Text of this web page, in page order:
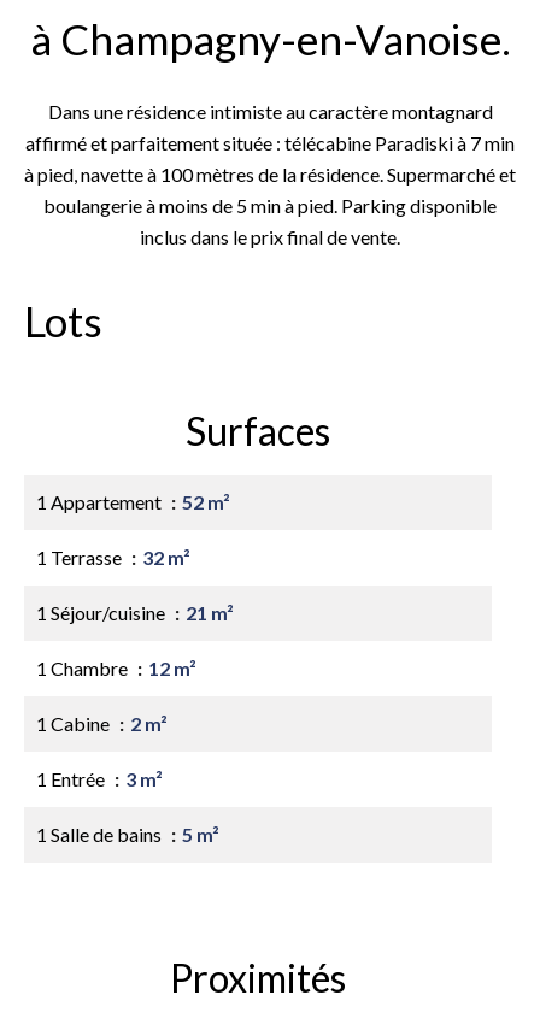
à Champagny-en-Vanoise.
Dans une résidence intimiste au caractère montagnard
affirmé et parfaitement située : télécabine Paradiski à 7 min
à pied, navette à 100 mètres de la résidence. Supermarché et
boulangerie à moins de 5 min à pied. Parking disponible
inclus dans le prix final de vente.
Lots
Surfaces
1 Appartement 52 m²
1 Terrasse 32 m²
1 Séjour/cuisine 21 m²
1 Chambre 12 m²
1 Cabine 2 m²
1 Entrée 3 m²
1 Salle de bains 5 m²
Proximités